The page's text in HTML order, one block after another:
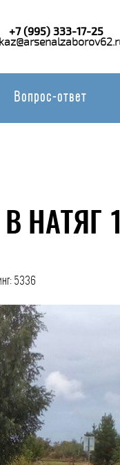
+7 (995) 333-17-25
Вопрос-ответ
НАТЯГ
5336